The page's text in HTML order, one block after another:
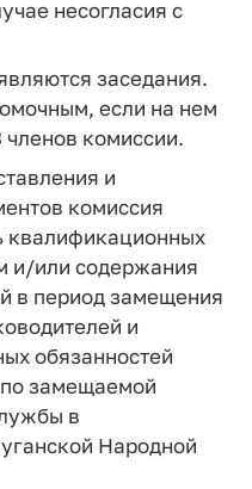
несогласия с
заседания.
если на нем
членов комиссии.
и
комиссия
квалификационных
и/или содержания
в период замещения
и
обязанностей
замещаемой
в
Народной